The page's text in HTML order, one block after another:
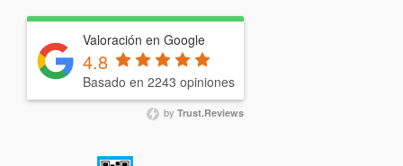
Valoración en Google
4.8
Basado en 2243 opiniones
by Trust.Reviews